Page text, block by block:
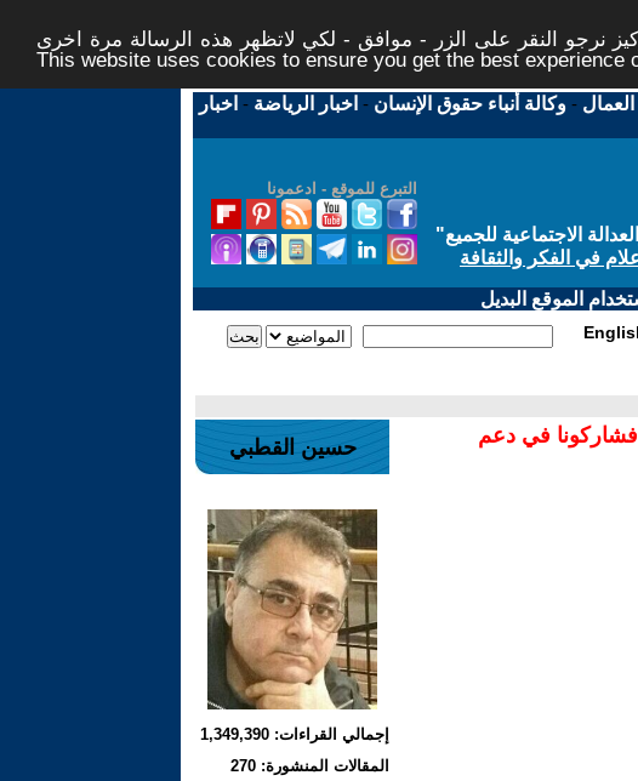
نرجو النقر على الزر - موافق - لكي لاتظهر هذه الرسالة مرة اخرى -
This website uses cookies to ensure you get the best experience
العمال -وكالة أنباء حقوق الإنسان - اخبار الرياضة - اخبار
التبرع للموقع - ادعمونا
الاجتماعية للجميع"
في الفكر والثقافة
الموقع البديل
فشاركونا في دعم
حسين القطبي
إجمالي القراءات: 1,349,390
المقالات المنشورة: 270